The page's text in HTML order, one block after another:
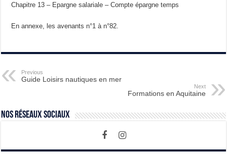
Chapitre 13 – Epargne salariale – Compte épargne temps
En annexe, les avenants n°1 à n°82.
Previous
Guide Loisirs nautiques en mer
Next
Formations en Aquitaine
Nos Réseaux Sociaux